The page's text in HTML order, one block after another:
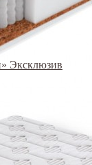
Эксклюзив